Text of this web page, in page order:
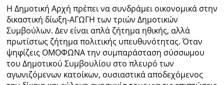
Η Δημοτική Αρχή πρέπει να συνδράμει οικονομικά στην
δικαστική δίωξη-ΑΓΩΓΗ των τριών Δημοτικών
Συμβούλων. Δεν είναι απλά ζήτημα ηθικής, αλλά
πρωτίστως ζήτημα πολιτικής υπευθυνότητας. Όταν
ψηφίζεις ΟΜΟΦΩΝΑ την συμπαράσταση σύσσωμου
του Δημοτικού Συμβουλίου στο πλευρό των
αγωνιζόμενων κατοίκων, ουσιαστικά αποδεχόμενος